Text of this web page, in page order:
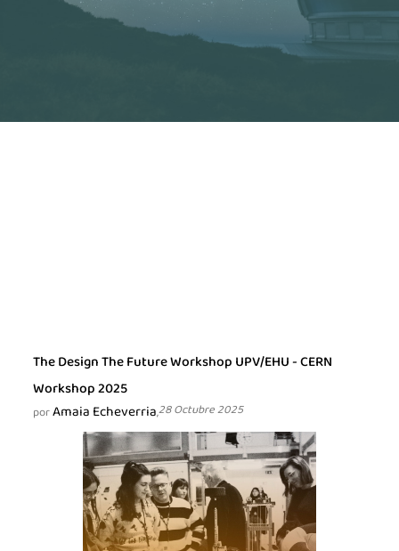
The Design The Future Workshop UPV/EHU - CERN
Workshop 2025
porAmaia Echeverria,28 Octubre 2025